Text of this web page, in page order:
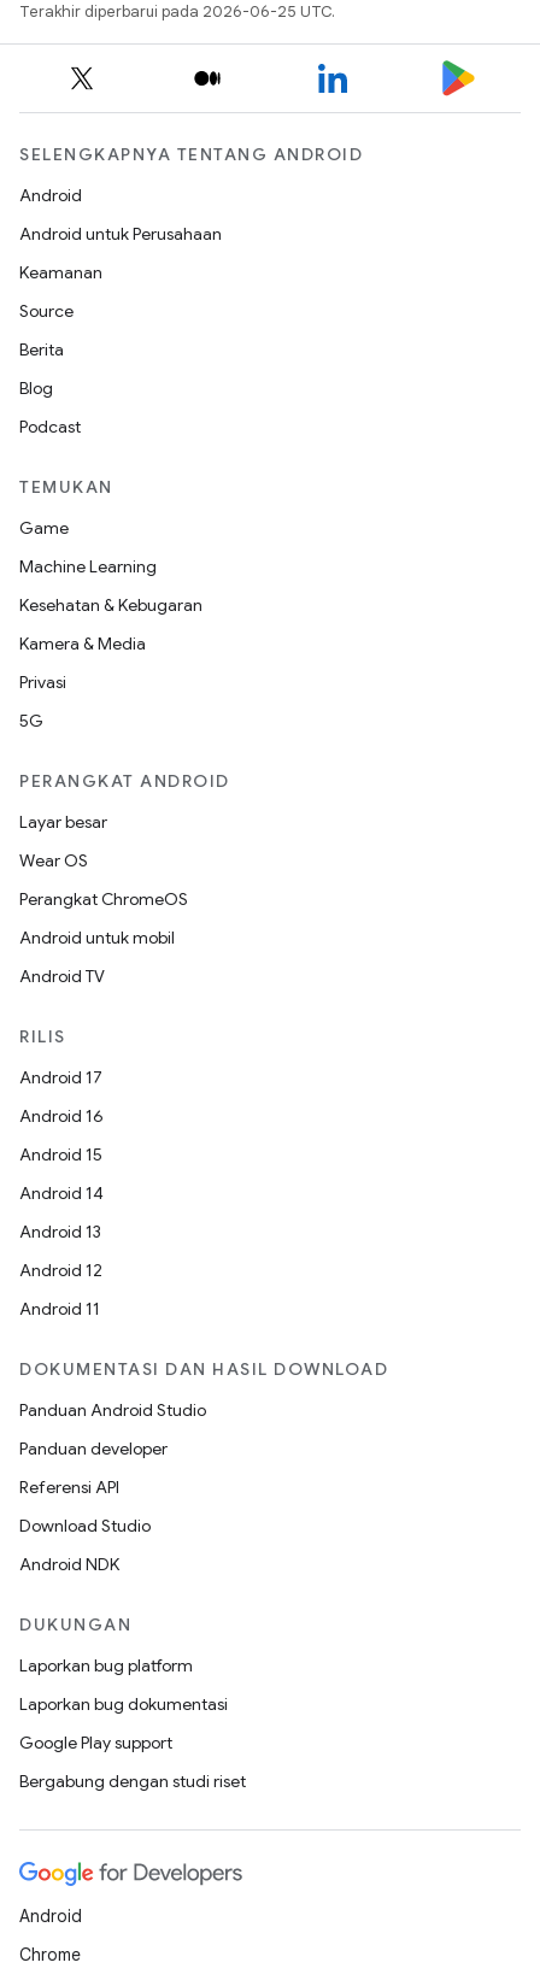
Terakhir diperbarui pada 2026-06-25 UTC.
SELENGKAPNYA TENTANG ANDROID
Android
Android untuk Perusahaan
Keamanan
Source
Berita
Blog
Podcast
TEMUKAN
Game
Machine Learning
Kesehatan & Kebugaran
Kamera & Media
Privasi
5G
PERANGKAT ANDROID
Layar besar
Wear OS
Perangkat ChromeOS
Android untuk mobil
Android TV
RILIS
Android 17
Android 16
Android 15
Android 14
Android 13
Android 12
Android 11
DOKUMENTASI DAN HASIL DOWNLOAD
Panduan Android Studio
Panduan developer
Referensi API
Download Studio
Android NDK
DUKUNGAN
Laporkan bug platform
Laporkan bug dokumentasi
Google Play support
Bergabung dengan studi riset
Android
Chrome